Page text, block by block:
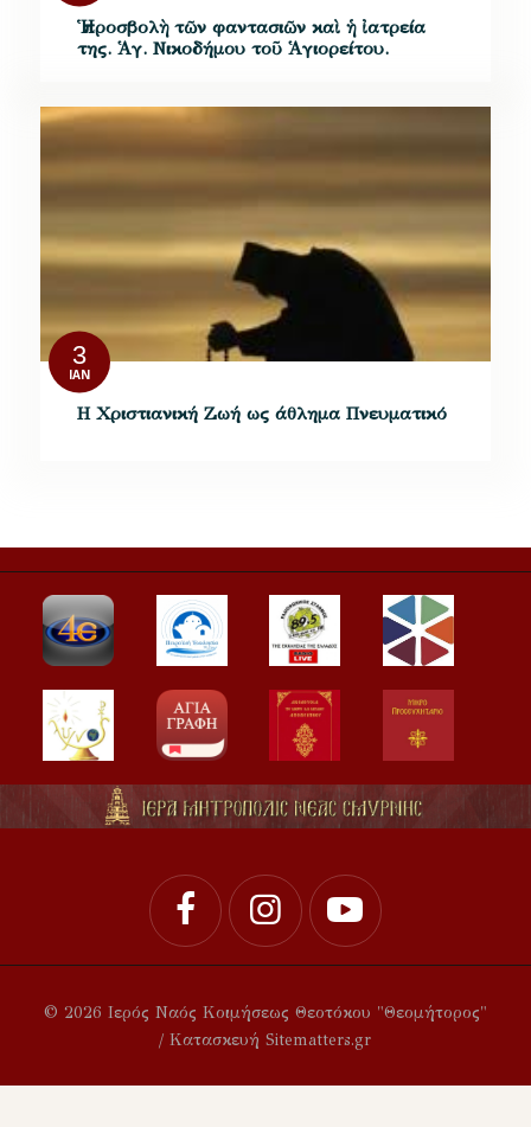
Ἡ προσβολὴ τῶν φαντασιῶν καὶ ἡ ἰατρεία
της. Ἁγ. Νικοδήμου τοῦ Ἁγιορείτου.
3
ΙΑΝ
Η Χριστιανική Ζωή ως άθλημα Πνευματικό
© 2026 Ιερός Ναός Κοιμήσεως Θεοτόκου "Θεομήτορος"
/ Κατασκευή Sitematters.gr